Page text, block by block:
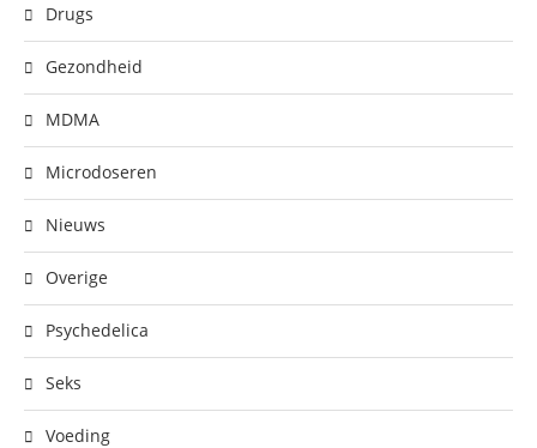
Drugs
Gezondheid
MDMA
Microdoseren
Nieuws
Overige
Psychedelica
Seks
Voeding